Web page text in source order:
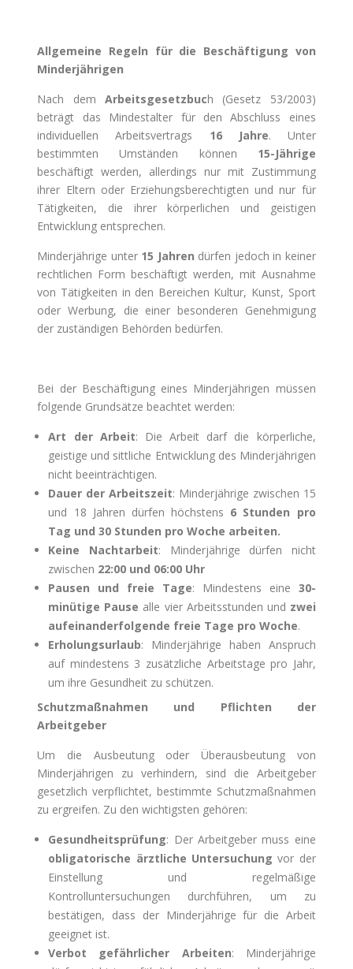
Allgemeine Regeln für die Beschäftigung von
Minderjährigen
Nach dem Arbeitsgesetzbuch (Gesetz 53/2003)
beträgt das Mindestalter für den Abschluss eines
individuellen Arbeitsvertrags 16 Jahre. Unter
bestimmten Umständen können 15-Jährige
beschäftigt werden, allerdings nur mit Zustimmung
ihrer Eltern oder Erziehungsberechtigten und nur für
Tätigkeiten, die ihrer körperlichen und geistigen
Entwicklung entsprechen.
Minderjährige unter 15 Jahren dürfen jedoch in keiner
rechtlichen Form beschäftigt werden, mit Ausnahme
von Tätigkeiten in den Bereichen Kultur, Kunst, Sport
oder Werbung, die einer besonderen Genehmigung
der zuständigen Behörden bedürfen.
Bei der Beschäftigung eines Minderjährigen müssen
folgende Grundsätze beachtet werden:
Art der Arbeit: Die Arbeit darf die körperliche,
geistige und sittliche Entwicklung des Minderjährigen
nicht beeinträchtigen.
Dauer der Arbeitszeit: Minderjährige zwischen 15
und 18 Jahren dürfen höchstens 6 Stunden pro
Tag und 30 Stunden pro Woche arbeiten.
Keine Nachtarbeit: Minderjährige dürfen nicht
zwischen 22:00 und 06:00 Uhr
Pausen und freie Tage: Mindestens eine 30-
minütige Pause alle vier Arbeitsstunden und zwei
aufeinanderfolgende freie Tage pro Woche.
Erholungsurlaub: Minderjährige haben Anspruch
auf mindestens 3 zusätzliche Arbeitstage pro Jahr,
um ihre Gesundheit zu schützen.
Schutzmaßnahmen und Pflichten der
Arbeitgeber
Um die Ausbeutung oder Überausbeutung von
Minderjährigen zu verhindern, sind die Arbeitgeber
gesetzlich verpflichtet, bestimmte Schutzmaßnahmen
zu ergreifen. Zu den wichtigsten gehören:
Gesundheitsprüfung: Der Arbeitgeber muss eine
obligatorische ärztliche Untersuchung vor der
Einstellung und regelmäßige
Kontrolluntersuchungen durchführen, um zu
bestätigen, dass der Minderjährige für die Arbeit
geeignet ist.
Verbot gefährlicher Arbeiten: Minderjährige